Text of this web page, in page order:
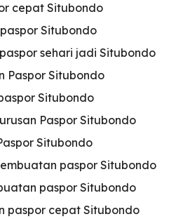
&
Paspor
&
Paspor
cepat Situbondo
Situbondo
sehari jadi Situbondo
Paspor Situbondo
Situbondo
Paspor Situbondo
Situbondo
paspor Situbondo
paspor Situbondo
paspor cepat Situbondo